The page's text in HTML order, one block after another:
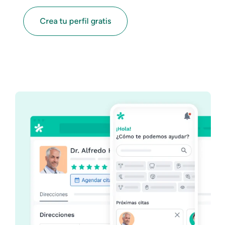
Crea tu perfil gratis